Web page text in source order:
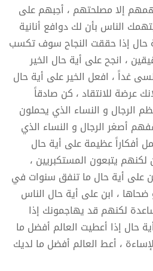
إلا مصلحتهم ، أحِبهم على
الناس بأن لك دوافع أنانية
حال إذا حققت النجاح سوف تكسب
، انجح على أية حال الخير
غداً ، افعل الخير على أية حال
عرضة للانتقاد ، كن صادقاً
الرجال و النساء الذي يحملون
أصغر الرجال و النساء الذي
أفكاراً عظيمة على أية حال
يتبعون المستكبريين ،
على أية حال ما تنفق سنوات في
ضحاها ، ابن على أية حال الناس
لكنهم قد يهاجمونك إذا
حال إذا أعطيت العالم أفضل ما
، أعط العالم أفضل ما لديك